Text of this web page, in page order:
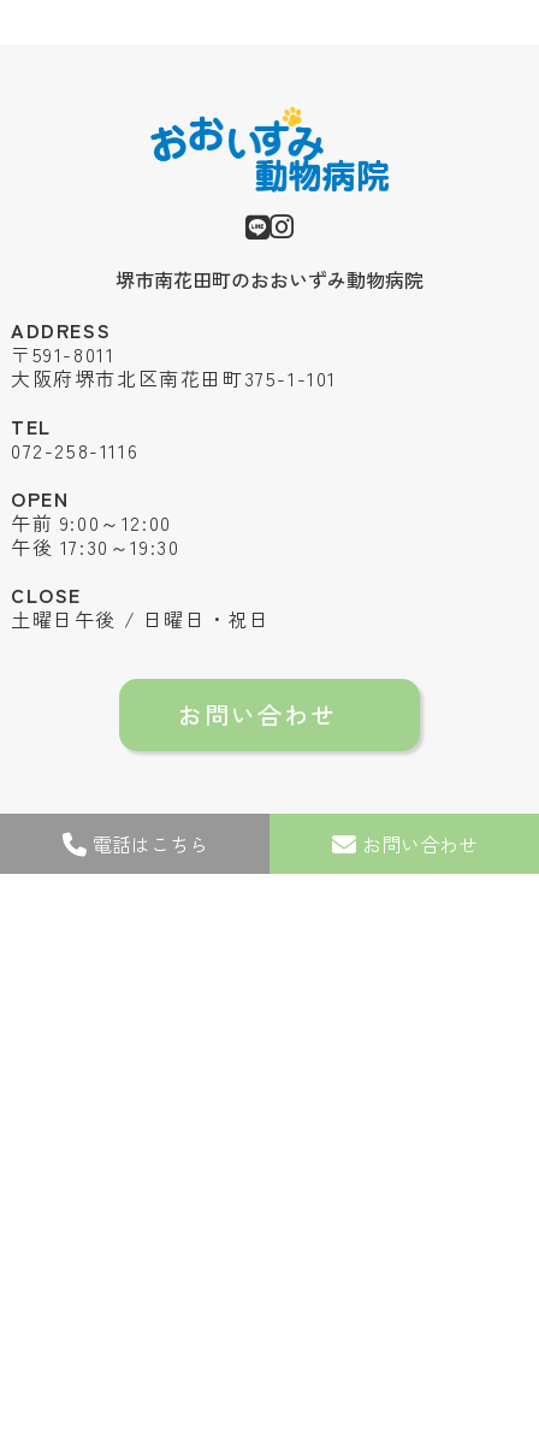
電話はこちら お問い合わせ
堺市南花田町のおおいずみ動物病院
ADDRESS
〒591-8011
大阪府堺市北区南花田町375-1-101
TEL
072-258-1116
OPEN
午前 9:00～12:00
午後 17:30～19:30
CLOSE
土曜日午後 / 日曜日・祝日
お問い合わせ